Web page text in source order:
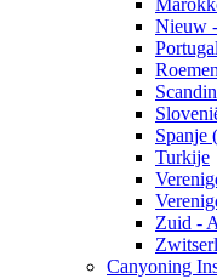
Nieuw
Spanje
Turkije
Zuid -
Canyoning